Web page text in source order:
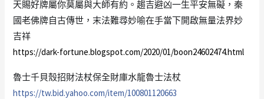
天賜好牌屬你莫屬與大師有約。趨吉避凶一生平安無礙，秦
國老佛牌自古傳世，末法難尋妙喻在手當下開啟無量法界妙
吉祥
https://dark-fortune.blogspot.com/2020/01/boon24602474.html
魯士千貝殼招財法杖保全財庫水龍魯士法杖
https://tw.bid.yahoo.com/item/100801120663